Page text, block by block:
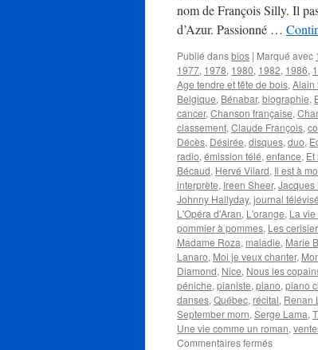
nom de François Silly. Il
d’Azur. Passionné …
Publié dansbios | Marqué avec
1977, 1978, 1980, 1982, 1986,
Age tendre et tête de bois, Alain
Belgique, Bénabar, biographie,
cancer, Chanson française,
classement, Claude François,
Décès, Désirée, disques, duo,
radio, émission télé, enfance,
Bécaud, Hervé Vilard, Il est à
interprète, Ireen Sheer, Jacques
Johnny Hallyday, journal télévisé
L'Opéra d'Aran, L'orange, La
pommier à pommes, Les
Madame Roza, maladie, Marie
Lanaro, Moi je veux chanter,
Diamond, Nice, Nous les
péniche, pianiste, piano, piano
danses, Québec, récital, Renan
September morn, Serge Lama,
Une vie comme un roman,
Commentaires ferméssur